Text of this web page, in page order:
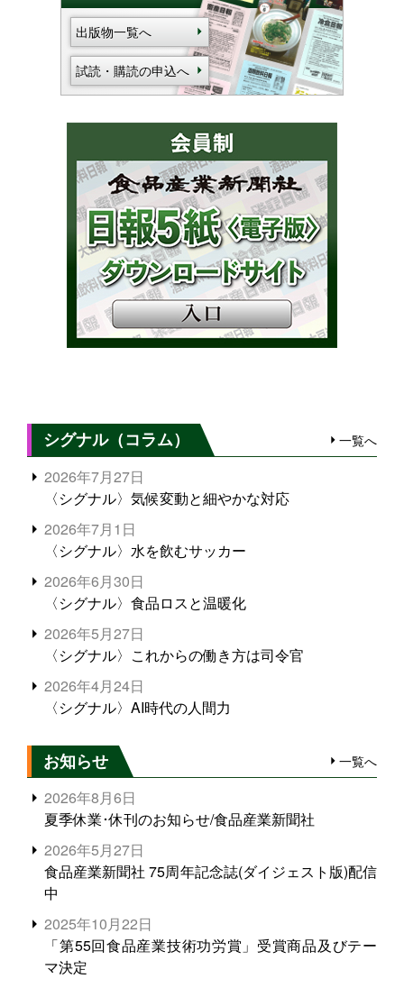
出版物一覧へ
試読・購読の申込へ
シグナル（コラム） 一覧へ
2026年7月27日
〈シグナル〉気候変動と細やかな対応
2026年7月1日
〈シグナル〉水を飲むサッカー
2026年6月30日
〈シグナル〉食品ロスと温暖化
2026年5月27日
〈シグナル〉これからの働き方は司令官
2026年4月24日
〈シグナル〉AI時代の人間力
お知らせ 一覧へ
2026年8月6日
夏季休業･休刊のお知らせ/食品産業新聞社
2026年5月27日
食品産業新聞社 75周年記念誌(ダイジェスト版)配信
中
2025年10月22日
「第55回食品産業技術功労賞」受賞商品及びテー
マ決定